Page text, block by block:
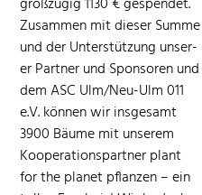
großzügig 1130 € gespendet.
Zusam­men mit dieser Summe
und der Unter­stützung unser­
er Part­ner und Spon­soren und
dem ASC Ulm/Neu-Ulm 011
e.V. kön­nen wir ins­ge­samt
3900 Bäume mit unserem
Koop­er­a­tionspart­ner plant
for the plan­et pflanzen – ein